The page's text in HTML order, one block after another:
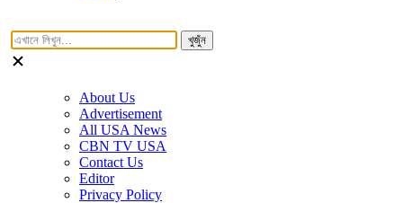
খুজুঁন
About Us
Advertisement
All USA News
CBN TV USA
Contact Us
Editor
Privacy Policy